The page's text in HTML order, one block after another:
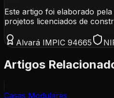
Este artigo foi elaborado
projetos licenciados de
Alvará IMPIC 94665
Artigos
Casas Modulares